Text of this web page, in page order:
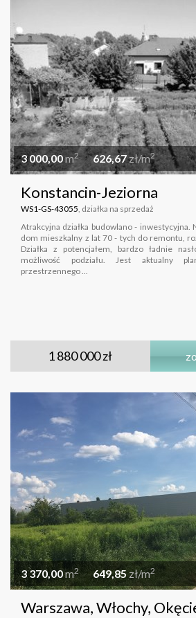
3 000,00m2 626,67zł/m2
Konstancin-Jeziorna
WS1-GS-43055, działka na sprzedaż
Atrakcyjna działka budowlano - inwestycyjna.
dom mieszkalny z lat 70 - tych do remontu,
Działka z potencjałem, bardzo ładnie
możliwość podziału. Jest aktualny
przestrzennego ...
1 880 000 zł
3 370,00m2 649,85 zł/m2
Warszawa, Włochy,